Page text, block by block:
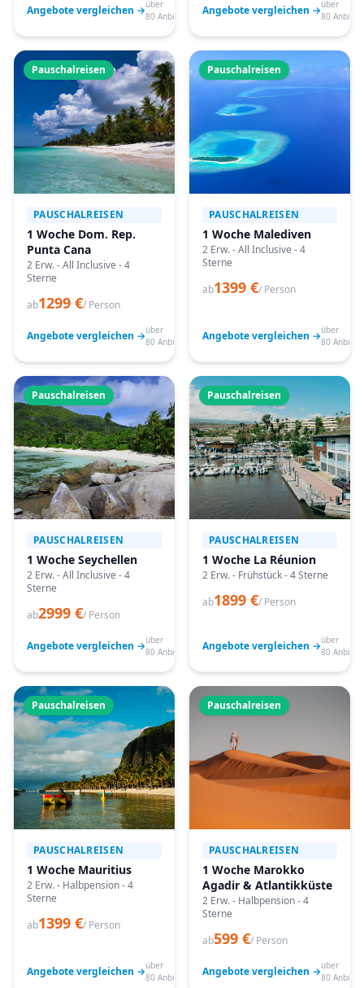
Angebote vergleichen →über
80 Anbieter
Angebote vergleichen →über
80
Pauschalreisen
PAUSCHALREISEN
1 Woche Dom. Rep.
Punta Cana
2 Erw. - All Inclusive - 4
Sterne
ab1299 €/ Person
Angebote vergleichen →über
80 Anbieter
Pauschalreisen
PAUSCHALREISEN
1 Woche Malediven
2 Erw. - All Inclusive - 4
Sterne
ab1399 €/ Person
Angebote vergleichen →über
80
Pauschalreisen
PAUSCHALREISEN
1 Woche Seychellen
2 Erw. - All Inclusive - 4
Sterne
ab2999 €/ Person
Angebote vergleichen →über
80 Anbieter
Pauschalreisen
PAUSCHALREISEN
1 Woche La Réunion
2 Erw. - Frühstück - 4 Sterne
ab1899 €/ Person
Angebote vergleichen →über
80
Pauschalreisen
PAUSCHALREISEN
1 Woche Mauritius
2 Erw. - Halbpension - 4
Sterne
ab1399 €/ Person
Angebote vergleichen →über
80 Anbieter
Pauschalreisen
PAUSCHALREISEN
1 Woche Marokko
Agadir & Atlantikküste
2 Erw. - Halbpension - 4
Sterne
ab599 €/ Person
Angebote vergleichen →über
80